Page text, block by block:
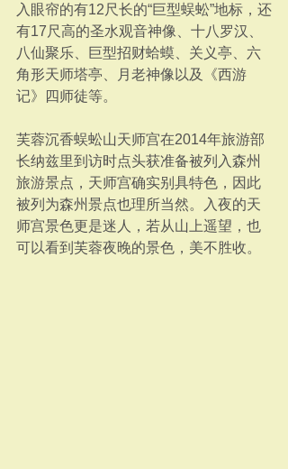
入眼帘的有12尺长的“巨型蜈蚣”地标，还
有17尺高的圣水观音神像、十八罗汉、
八仙聚乐、巨型招财蛤蟆、关义亭、六
角形天师塔亭、月老神像以及《西游
记》四师徒等。
芙蓉沉香蜈蚣山天师宫在2014年旅游部
长纳兹里到访时点头获准备被列入森州
旅游景点，天师宫确实别具特色，因此
被列为森州景点也理所当然。入夜的天
师宫景色更是迷人，若从山上遥望，也
可以看到芙蓉夜晚的景色，美不胜收。